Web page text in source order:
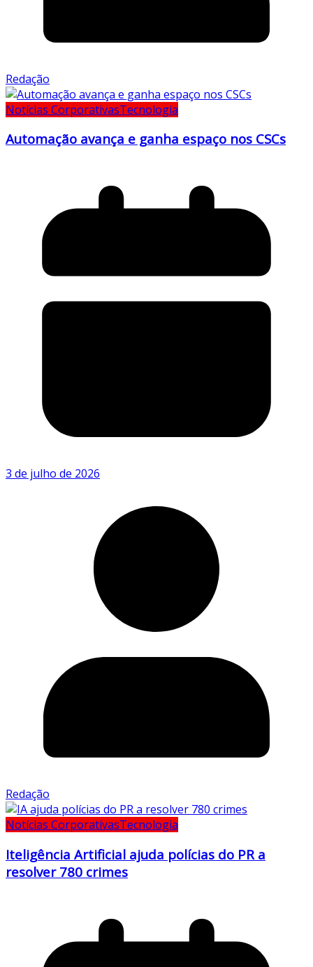
Redação
Notícias CorporativasTecnologia
Automação avança e ganha espaço nos CSCs
3 de julho de 2026
Redação
Notícias CorporativasTecnologia
Iteligência Artificial ajuda polícias do PR a
resolver 780 crimes